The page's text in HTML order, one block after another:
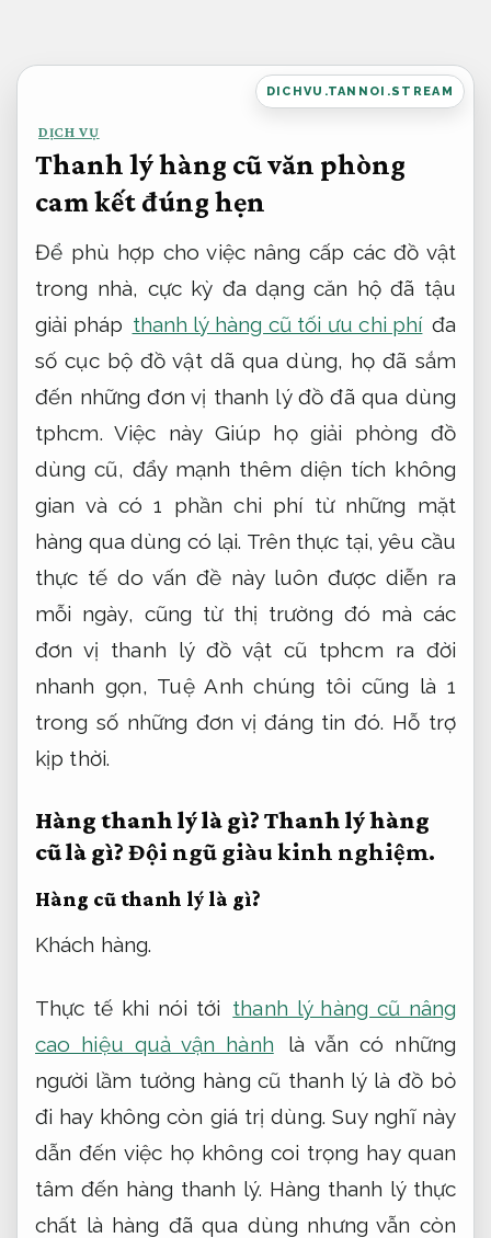
dung
DICHVU.TANNOI.STREAM
DỊCH VỤ
Thanh lý hàng cũ văn phòng
cam kết đúng hẹn
Để phù hợp cho việc nâng cấp các đồ vật
trong nhà, cực kỳ đa dạng căn hộ đã tậu
giải pháp thanh lý hàng cũ tối ưu chi phí đa
số cục bộ đồ vật dã qua dùng, họ đã sắm
đến những đơn vị thanh lý đồ đã qua dùng
tphcm. Việc này Giúp họ giải phòng đồ
dùng cũ, đẩy mạnh thêm diện tích không
gian và có 1 phần chi phí từ những mặt
hàng qua dùng có lại. Trên thực tại, yêu cầu
thực tế do vấn đề này luôn được diễn ra
mỗi ngày, cũng từ thị trường đó mà các
đơn vị thanh lý đồ vật cũ tphcm ra đời
nhanh gọn, Tuệ Anh chúng tôi cũng là 1
trong số những đơn vị đáng tin đó. Hỗ trợ
kịp thời.
Hàng thanh lý là gì? Thanh lý hàng
cũ là gì? Đội ngũ giàu kinh nghiệm.
Hàng cũ thanh lý là gì?
Khách hàng.
Thực tế khi nói tới thanh lý hàng cũ nâng
cao hiệu quả vận hành
là vẫn có những
người lầm tưởng hàng cũ thanh lý là đồ bỏ
đi hay không còn giá trị dùng. Suy nghĩ này
dẫn đến việc họ không coi trọng hay quan
tâm đến hàng thanh lý. Hàng thanh lý thực
chất là hàng đã qua dùng nhưng vẫn còn